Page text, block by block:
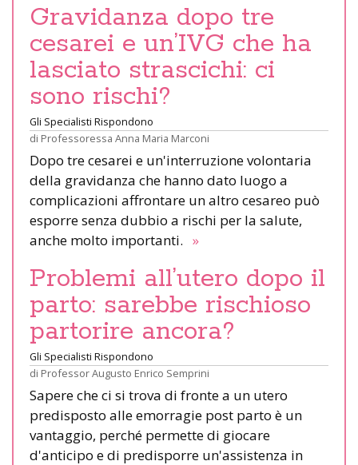
Gravidanza dopo tre
cesarei e un’IVG che ha
lasciato strascichi: ci
sono rischi?
Gli Specialisti Rispondono
di Professoressa Anna Maria Marconi
Dopo tre cesarei e un'interruzione volontaria
della gravidanza che hanno dato luogo a
complicazioni affrontare un altro cesareo può
esporre senza dubbio a rischi per la salute,
anche molto importanti. »
Problemi all’utero dopo il
parto: sarebbe rischioso
partorire ancora?
Gli Specialisti Rispondono
di Professor Augusto Enrico Semprini
Sapere che ci si trova di fronte a un utero
predisposto alle emorragie post parto è un
vantaggio, perché permette di giocare
d'anticipo e di predisporre un'assistenza in